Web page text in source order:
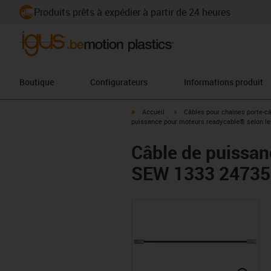
Produits prêts à expédier à partir de 24 heures
Boutique Configurateurs Informations produit
igus-icon-arrow-right
Accueil igus-icon-arrow-right
Câbles pour chaînes porte-
puissance pour moteurs readycable® selon
Câble de
SEW 1333